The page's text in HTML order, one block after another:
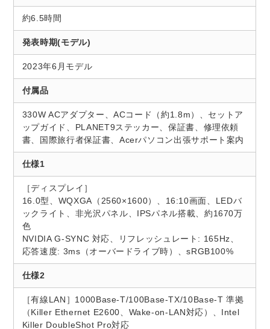
約6.5時間
発表時期(モデル)
2023年6月モデル
付属品
330W ACアダプター、ACコード（約1.8m）、セットア
ップガイド、PLANET9ステッカー、保証書、修理依頼
書、国際旅行者保証書、Acerパソコン出張サポート案内
仕様1
［ディスプレイ］
16.0型、WQXGA（2560×1600）、16:10画面、LEDバ
ックライト、非光沢パネル、IPSパネル搭載、約1670万
色
NVIDIA G-SYNC 対応、リフレッシュレート: 165Hz、
応答速度: 3ms（オーバードライブ時）、sRGB100%
仕様2
［有線LAN］1000Base-T/100Base-TX/10Base-T 準拠
（Killer Ethernet E2600、Wake-on-LAN対応）、Intel
Killer DoubleShot Pro対応